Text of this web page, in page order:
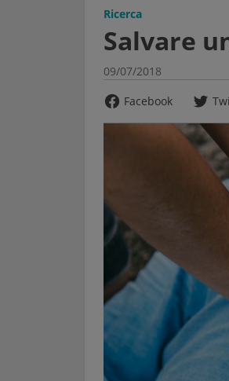
Ricerca
Salvare
09/07/2018
Facebook